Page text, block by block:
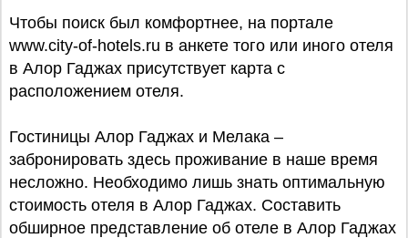
Чтобы поиск был комфортнее, на портале
www.city-of-hotels.ru в анкете того или иного отеля
в Алор Гаджах присутствует карта с
расположением отеля.
Гостиницы Алор Гаджах и Мелака –
забронировать здесь проживание в наше время
несложно. Необходимо лишь знать оптимальную
стоимость отеля в Алор Гаджах. Составить
обширное представление об отеле в Алор Гаджах